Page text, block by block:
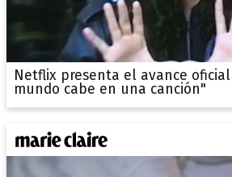
Netflix presenta el avance
mundo cabe en una canción"